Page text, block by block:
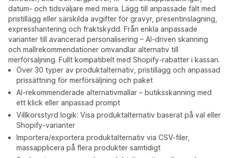
datum- och tidsväljare med mera. Lägg till anpassade fält med
pristillägg eller särskilda avgifter för gravyr, presentinslagning,
expresshantering och fraktskydd. Från enkla anpassade
varianter till avancerad personalisering – AI-driven skanning
och mallrekommendationer omvandlar alternativ till
merförsäljning. Fullt kompatibelt med Shopify-rabatter i kassan.
Över 30 typer av produktalternativ, pristillägg och anpassad
prissättning för merförsäljning och paket
AI-rekommenderade alternativmallar – butiksskanning med
ett klick eller anpassad prompt
Villkorsstyrd logik: Visa produktalternativ baserat på val eller
Shopify-varianter
Importera/exportera produktalternativ via CSV-filer,
massapplicera på flera produkter samtidigt